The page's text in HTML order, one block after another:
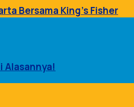
Bersama King’s Fisher
Alasannya!